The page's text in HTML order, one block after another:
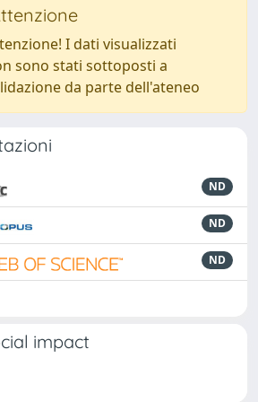
I dati visualizzati
sono stati sottoposti a
da parte dell'ateneo
ND
ND
ND
impact